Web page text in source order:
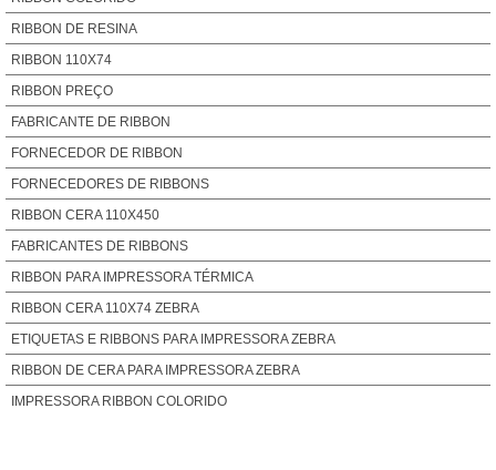
RIBBON DE RESINA
RIBBON 110X74
RIBBON PREÇO
FABRICANTE DE RIBBON
FORNECEDOR DE RIBBON
FORNECEDORES DE RIBBONS
RIBBON CERA 110X450
FABRICANTES DE RIBBONS
RIBBON PARA IMPRESSORA TÉRMICA
RIBBON CERA 110X74 ZEBRA
ETIQUETAS E RIBBONS PARA IMPRESSORA ZEBRA
RIBBON DE CERA PARA IMPRESSORA ZEBRA
IMPRESSORA RIBBON COLORIDO